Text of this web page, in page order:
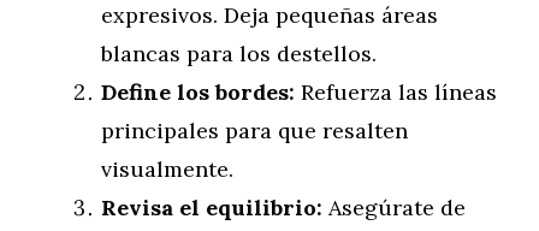
expresivos. Deja pequeñas áreas
blancas para los destellos.
Define los bordes: Refuerza las líneas
principales para que resalten
visualmente.
Revisa el equilibrio: Asegúrate de